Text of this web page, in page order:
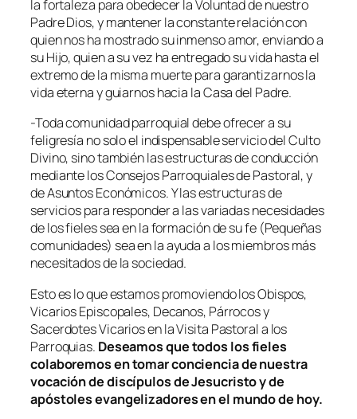
la fortaleza para obedecer la Voluntad de nuestro
Padre Dios, y mantener la constante relación con
quien nos ha mostrado su inmenso amor, enviando a
su Hijo, quien a su vez ha entregado su vida hasta el
extremo de la misma muerte para garantizarnos la
vida eterna y guiarnos hacia la Casa del Padre.
-Toda comunidad parroquial debe ofrecer a su
feligresía no solo el indispensable servicio del Culto
Divino, sino también las estructuras de conducción
mediante los Consejos Parroquiales de Pastoral, y
de Asuntos Económicos. Y las estructuras de
servicios para responder a las variadas necesidades
de los fieles sea en la formación de su fe (Pequeñas
comunidades) sea en la ayuda a los miembros más
necesitados de la sociedad.
Esto es lo que estamos promoviendo los Obispos,
Vicarios Episcopales, Decanos, Párrocos y
Sacerdotes Vicarios en la Visita Pastoral a los
Parroquias. Deseamos que todos los fieles
colaboremos en tomar conciencia de nuestra
vocación de discípulos de Jesucristo y de
apóstoles evangelizadores en el mundo de hoy.